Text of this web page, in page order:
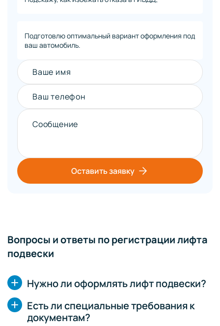
Подготовлю оптимальный вариант оформления под
ваш автомобиль.
Ваше имя
Ваш телефон
Сообщение
Оставить заявку
Вопросы и ответы по регистрации лифта
подвески
Нужно ли оформлять лифт подвески?
Есть ли специальные требования к
документам?